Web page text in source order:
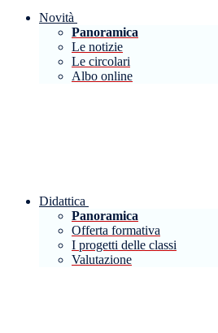
Novità
Panoramica
Le notizie
Le circolari
Albo online
Didattica
Panoramica
Offerta formativa
I progetti delle classi
Valutazione